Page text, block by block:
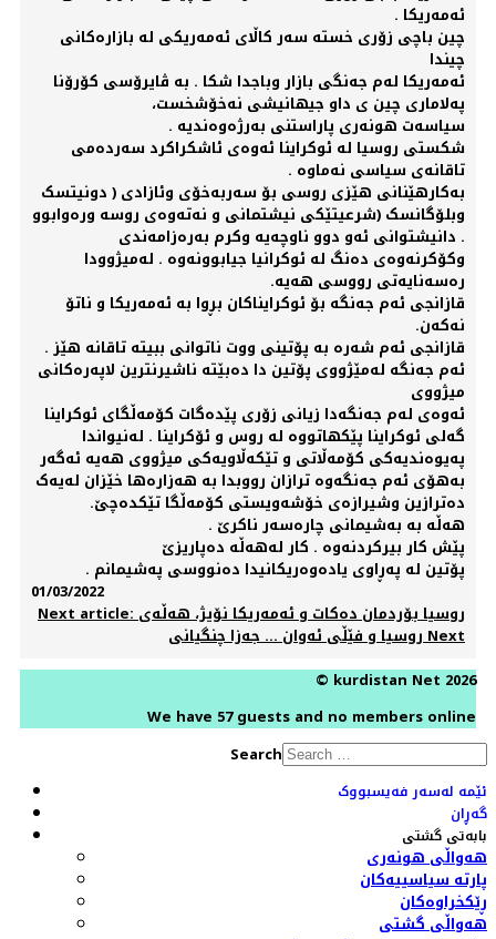
ئەمەریکا .
چین باچی زۆری خستە سەر کاڵای ئەمەریکی لە بازارەکانی
چیندا
ئەمەریکا لەم جەنگی بازار وباجدا شکا . بە ڤایرۆسی کۆرۆنا
پەلاماری چین ی داو جیهانیشی نەخۆشخست،
سیاسەت هونەری پاراستنی بەرژەوەندیە .
شکستی روسیا لە ئوکراینا ئەوەی ئاشکراکرد سەردەمی
تاقانەی سیاسی نەماوە .
بەکارهێنانی هێزی روسی بۆ سەربەخۆی وئازادی ( دونیتسک
وبلۆگانسک (شرعیتێکی نیشتمانی و نەتەوەی روسە ورەوابوو
. دانیشتوانی ئەو دوو ناوچەیە وکرم بەرەزامەندی
وکۆکرنەوەی دەنگ لە ئوکرانیا جیابوونەوە . لەمیژوودا
رەسەنایەتی رووسی هەیە.
قازانجی ئەم جەنگە بۆ ئوکرایناکان بڕوا بە ئەمەریکا و ناتۆ
نەکەن.
قازانجی ئەم شەرە بە پۆتینی ووت ناتوانی ببیتە تاقانە هێز .
ئەم جەنگە لەمێژووی پۆتین دا دەبێتە ناشیرنترین لاپەرەکانی
میژووی
ئەوەی لەم جەنگەدا زیانی زۆری پێدەگات کۆمەڵگای ئوکراینا
گەلی ئوکراینا پێکهاتووە لە روس و ئۆکراینا . لەنیواندا
پەیوەندیەکی کۆمەڵاتی و تێکەڵاویەکی میژووی هەیە ئەگەر
بەهۆی ئەم جەنگەوە ترازان رووبدا بە هەزارەها خێزان لەیەک
دەترازین وشیرازەی خۆشەویستی کۆمەڵگا تێکدەچێ.
هەڵە بە بەشیمانی چارەسەر ناکرێ .
پێش کار بیرکردنەوە . کار لەهەڵە دەپاریزێ
پۆتین لە پەڕاوی یادەوەریکانیدا دەنووسی پەشیمانم .
01/03/2022
Next article: روسیا بۆردمان دەکات و ئەمەریکا نۆیژ، هەڵەی
روسیا و فێڵی ئەوان ... جەزا چنگیانیNext
© kurdistan Net 2026
We have 57 guests and no members online
Search
ئێمە لەسەر فەیسبووک
گەڕان
بابەتی گشتی
هەواڵی هونەری
پارتە سیاسییەکان
ڕێکخراوەکان
هەواڵی گشتی